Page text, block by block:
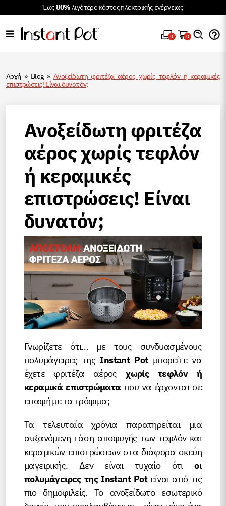
Έως80%λιγότερο κόστος ηλεκτρικής ενέργειας
0 0
Αρχή » Blog» Ανοξείδωτη φριτέζα αέρος χωρίς τεφλόν ή κεραμικές
επιστρώσεις! Είναι δυνατόν;
Ανοξείδωτη φριτέζα
αέρος χωρίς τεφλόν
ή κεραμικές
επιστρώσεις! Είναι
δυνατόν;
Γνωρίζετε ότι… με τους συνδυασμένους
πολυμάγειρες τηςInstant Potμπορείτε να
έχετε φριτέζα αέροςχωρίς τεφλόν ή
κεραμικά επιστρώματαπου να έρχονται σε
επαφή με τα τρόφιμα;
Τα τελευταία χρόνια παρατηρείται μια
αυξανόμενη τάση αποφυγής των τεφλόν και
κεραμικών επιστρώσεων στα διάφορα σκεύη
μαγειρικής. Δεν είναι τυχαίο ότιοι
πολυμάγειρες της Instant Potείναι από τις
πιο δημοφιλείς. Το ανοξείδωτο εσωτερικό